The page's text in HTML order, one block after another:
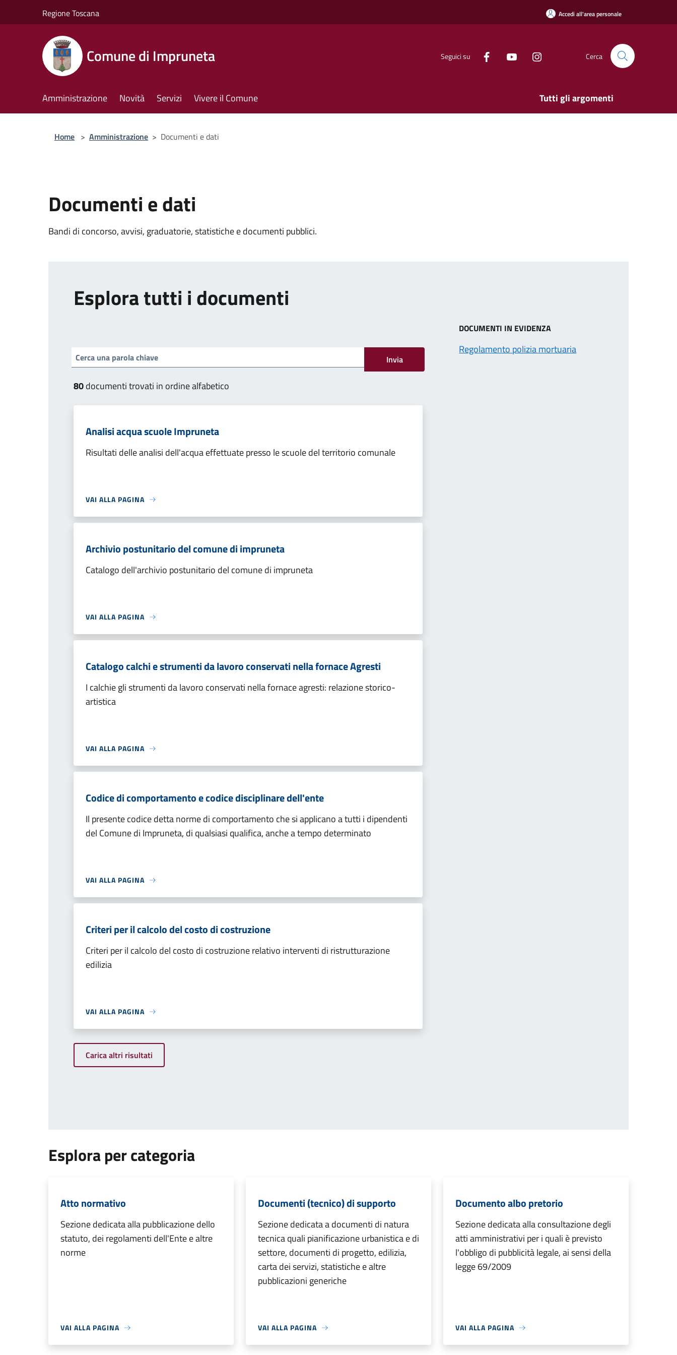
Regione Toscana Accedi all'area personale
Comune di Impruneta Seguici su Cerca
Amministrazione Novità Servizi Vivere il Comune Tutti gli argomenti
Home > Amministrazione > Documenti e dati
Documenti e dati
Bandi di concorso, avvisi, graduatorie, statistiche e documenti pubblici.
Esplora tutti i documenti
Invia
80documenti trovati in ordine alfabetico
Analisi acqua scuole Impruneta
Risultati delle analisi dell'acqua effettuate presso le scuole del territorio comunale
VAI ALLA PAGINA
Archivio postunitario del comune di impruneta
Catalogo dell'archivio postunitario del comune di impruneta
VAI ALLA PAGINA
Catalogo calchi e strumenti da lavoro conservati nella fornace Agresti
I calchie gli strumenti da lavoro conservati nella fornace agresti: relazione storico-
artistica
VAI ALLA PAGINA
Codice di comportamento e codice disciplinare dell'ente
Il presente codice detta norme di comportamento che si applicano a tutti i dipendenti
del Comune di Impruneta, di qualsiasi qualifica, anche a tempo determinato
VAI ALLA PAGINA
Criteri per il calcolo del costo di costruzione
Criteri per il calcolo del costo di costruzione relativo interventi di ristrutturazione
edilizia
VAI ALLA PAGINA
Carica altri risultati
DOCUMENTI IN EVIDENZA
Regolamento polizia mortuaria
Esplora per categoria
Atto normativo
Sezione dedicata alla pubblicazione dello
statuto, dei regolamenti dell'Ente e altre
norme
VAI ALLA PAGINA
Documenti (tecnico) di supporto
Sezione dedicata a documenti di natura
tecnica quali pianificazione urbanistica e di
settore, documenti di progetto, edilizia,
carta dei servizi, statistiche e altre
pubblicazioni generiche
VAI ALLA PAGINA
Documento albo pretorio
Sezione dedicata alla consultazione degli
atti amministrativi per i quali è previsto
l'obbligo di pubblicità legale, ai sensi della
legge 69/2009
VAI ALLA PAGINA